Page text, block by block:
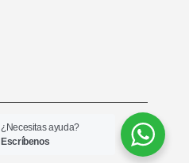
¿Necesitas ayuda?
Escríbenos